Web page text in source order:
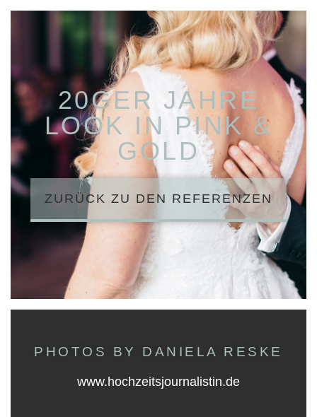
20GER JAHRE
LOOK IN PINK &
GOLD
ZURÜCK ZU DEN REFERENZEN
PHOTOS BY DANIELA RESKE
www.hochzeitsjournalistin.de